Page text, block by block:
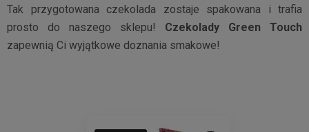
Tak przygotowana czekolada zostaje spakowana i trafia
prosto do naszego sklepu! Czekolady Green Touch
zapewnią Ci wyjątkowe doznania smakowe!